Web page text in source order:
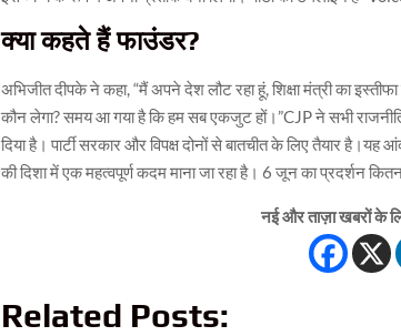
क्या कहते हैं फाउंडर?
अभिजीत दीपके ने कहा, “मैं अपने देश लौट रहा हूं, शिक्षा मंत्री का
कौन लेगा? समय आ गया है कि हम सब एकजुट हों।”CJP ने सभी
दिया है। पार्टी सरकार और विपक्ष दोनों से बातचीत के लिए तैयार
की दिशा में एक महत्वपूर्ण कदम माना जा रहा है। 6 जून का प्रदर्शन
नई और ताज़ा खबरों के
Related Posts: